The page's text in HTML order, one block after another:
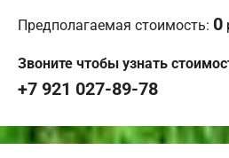
Предполагаемая стоимость: 0
Звоните чтобы узнать
+7 921 027-89-78